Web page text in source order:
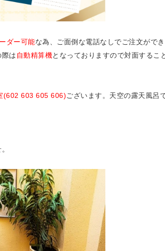
ダー可能な為、ご面倒な電話なしでご注文がで
は 自動精算機となっておりますので対面するこ
(602 603 605 606)ございます。天空の露天風呂